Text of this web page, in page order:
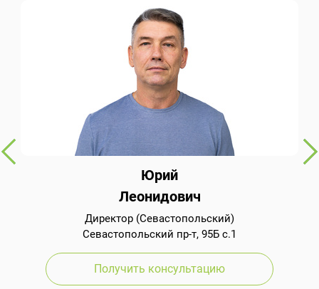
Юрий
Леонидович
Директор (Севастопольский)
Севастопольский пр-т, 95Б с.1
Получить консультацию